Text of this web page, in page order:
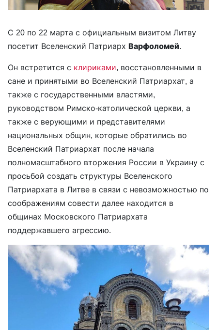
С 20 по 22 марта с официальным визитом Литву
посетит Вселенский Патриарх Варфоломей.
Он встретится с клириками, восстановленными в
сане и принятыми во Вселенский Патриархат, а
также с государственными властями,
руководством Римско-католической церкви, а
также с верующими и представителями
национальных общин, которые обратились во
Вселенский Патриархат после начала
полномасштабного вторжения России в Украину с
просьбой создать структуры Вселенского
Патриархата в Литве в связи с невозможностью по
соображениям совести далее находится в
общинах Московского Патриархата
поддержавшего агрессию.